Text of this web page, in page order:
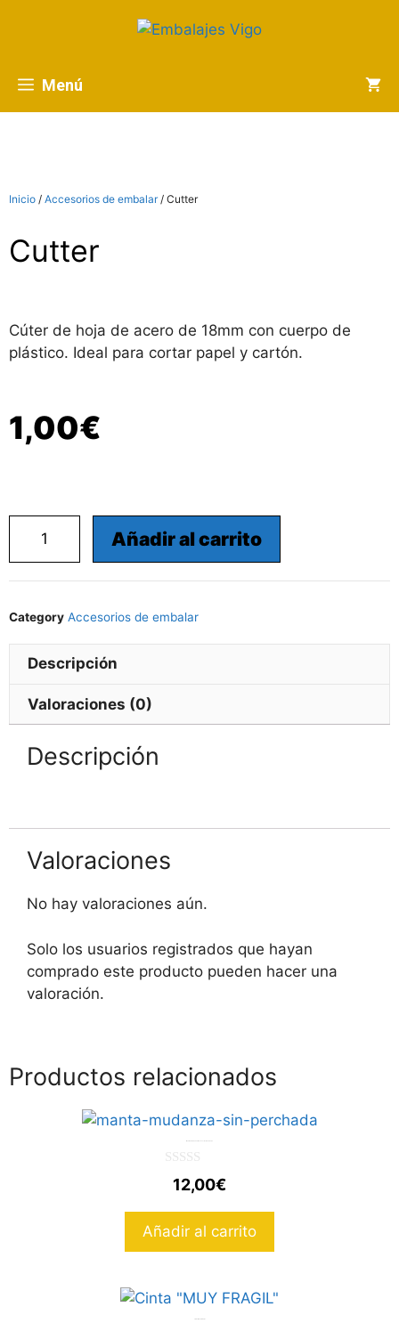
Menú
Inicio / Accesorios de embalar/ Cutter
Cutter
Cúter de hoja de acero de 18mm con cuerpo de
plástico. Ideal para cortar papel y cartón.
1,00€
Añadir al carrito
Category Accesorios de embalar
Descripción
Valoraciones (0)
Descripción
Valoraciones
No hay valoraciones aún.
Solo los usuarios registrados que hayan
comprado este producto pueden hacer una
valoración.
Productos relacionados
5
12,00€
Añadir al carrito